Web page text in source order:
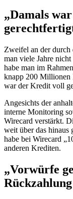
„Damals
Zweifel an der durch
man viele Jahre
habe man im
knapp 200 Millionen
war der Kredit voll
Angesichts der
interne Monitoring
Wirecard verstärkt.
weit über das hinaus
habe bei Wirecard
anderen Krediten.
„Vorwürfe